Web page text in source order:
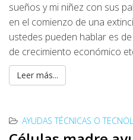
sueños y mi niñez con sus
en el comienzo de una
ustedes pueden hablar es
de crecimiento económico
Leer más...
AYUDAS TÉCNICAS O